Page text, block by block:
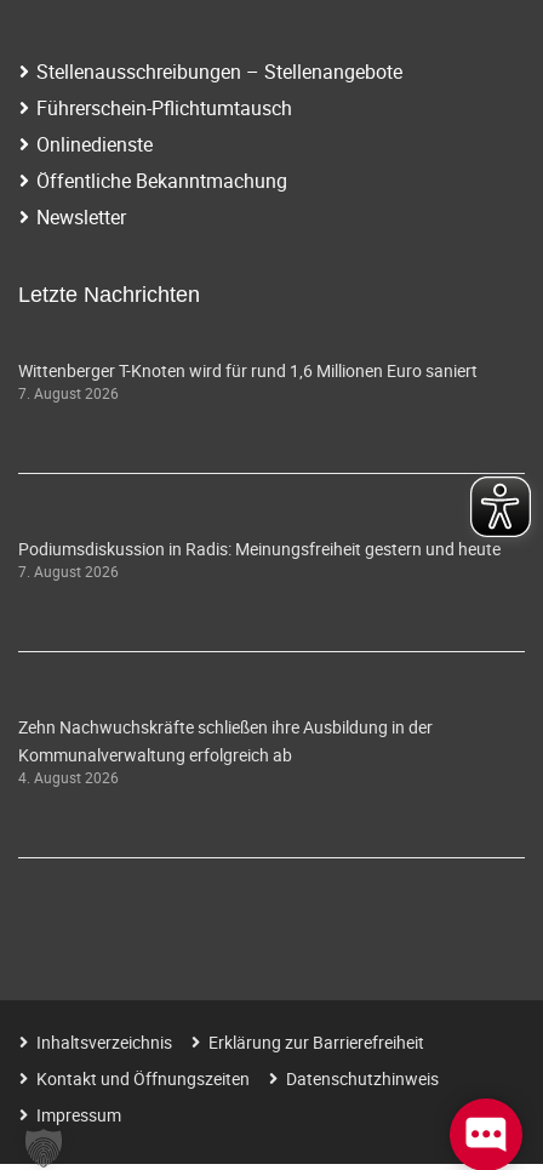
Stellenausschreibungen – Stellenangebote
Führerschein-Pflichtumtausch
Onlinedienste
Öffentliche Bekanntmachung
Newsletter
Letzte Nachrichten
Wittenberger T-Knoten wird für rund 1,6 Millionen Euro saniert
7. August 2026
Podiumsdiskussion in Radis: Meinungsfreiheit gestern und heute
7. August 2026
Zehn Nachwuchskräfte schließen ihre Ausbildung in der
Kommunalverwaltung erfolgreich ab
4. August 2026
Inhaltsverzeichnis
Erklärung zur Barrierefreiheit
Kontakt und Öffnungszeiten
Datenschutzhinweis
Impressum